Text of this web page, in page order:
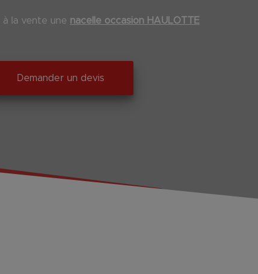
la vente une nacelle occasion HAULOTTE
Demander un devis